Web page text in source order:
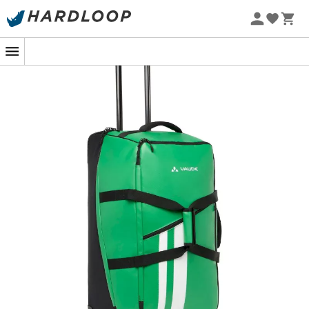
Letnie promocje 🔥 -5% DODATKOWO przy zakupie 2
W gorączce podróży, gdzie każda minuta się liczy i każdy
ruch jest przemyślany,
Rotuma 90od Vaude
być idealnym towarzyszem. Wyobraź sobie, że
przemierzasz lotniska i dworce z niezwykłą łatwością,
dzięki cichym i wymiennym kółkom, które płynnie toczą
się po najbardziej zróżnicowanych powierzchniach.
Niezależnie od tego, czy wybierasz się na weekendowy
wypad, czy bardziej ambitną wyprawę, ten torba
podróżna na kółkach pozostaje dyskretna, a
jednocześnie niezwykle praktyczna.